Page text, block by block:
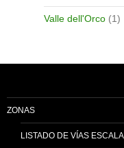
Valle dell'Orco (1)
ZONAS
LISTADO DE VÍAS